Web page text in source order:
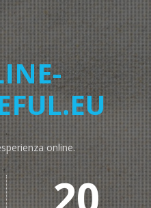
online.